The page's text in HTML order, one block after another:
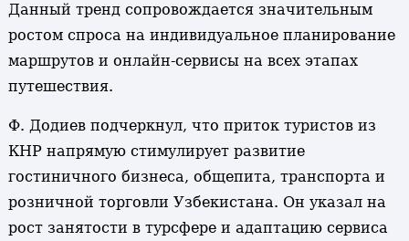
Данный тренд сопровождается значительным
ростом спроса на индивидуальное планирование
маршрутов и онлайн-сервисы на всех этапах
путешествия.
Ф. Додиев подчеркнул, что приток туристов из
КНР напрямую стимулирует развитие
гостиничного бизнеса, общепита, транспорта и
розничной торговли Узбекистана. Он указал на
рост занятости в турсфере и адаптацию сервиса